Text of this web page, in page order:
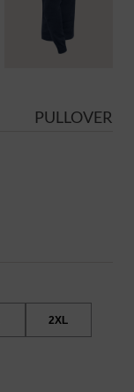
PULLOVER
2XL